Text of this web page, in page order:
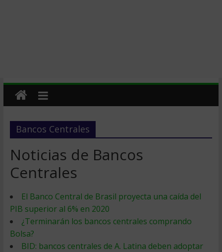
Bancos Centrales
Noticias de Bancos
Centrales
El Banco Central de Brasil proyecta una caída del
PIB superior al 6% en 2020
¿Terminarán los bancos centrales comprando
Bolsa?
BID: bancos centrales de A. Latina deben adoptar